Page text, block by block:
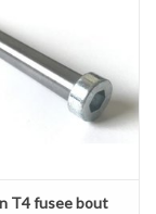
T4 fusee bout